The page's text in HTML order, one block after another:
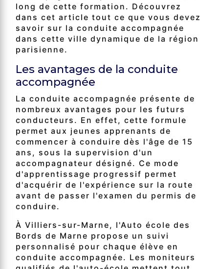
long de cette formation. Découvrez
dans cet article tout ce que vous devez
savoir sur la conduite accompagnée
dans cette ville dynamique de la région
parisienne.
Les avantages de la conduite
accompagnée
La conduite accompagnée présente de
nombreux avantages pour les futurs
conducteurs. En effet, cette formule
permet aux jeunes apprenants de
commencer à conduire dès l'âge de 15
ans, sous la supervision d'un
accompagnateur désigné. Ce mode
d'apprentissage progressif permet
d'acquérir de l'expérience sur la route
avant de passer l'examen du permis de
conduire.
À Villiers-sur-Marne, l'Auto école des
Bords de Marne propose un suivi
personnalisé pour chaque élève en
conduite accompagnée. Les moniteurs